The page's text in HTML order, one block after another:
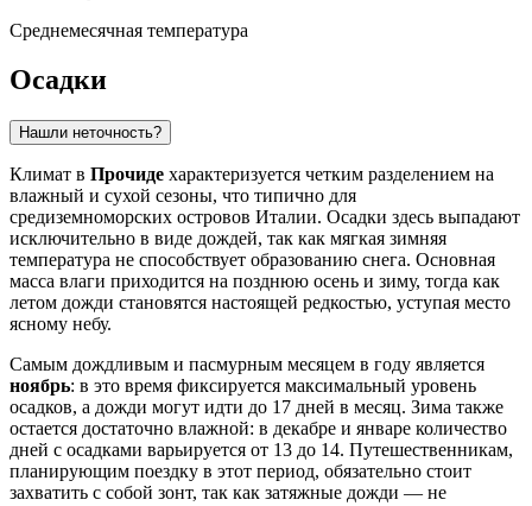
Среднемесячная температура
Осадки
Нашли неточность?
Климат в Прочиде характеризуется четким разделением на
влажный и сухой сезоны, что типично для
средиземноморских островов Италии. Осадки здесь выпадают
исключительно в виде дождей, так как мягкая зимняя
температура не способствует образованию снега. Основная
масса влаги приходится на позднюю осень и зиму, тогда как
летом дожди становятся настоящей редкостью, уступая место
ясному небу.
Самым дождливым и пасмурным месяцем в году является
ноябрь: в это время фиксируется максимальный уровень
осадков, а дожди могут идти до 17 дней в месяц. Зима также
остается достаточно влажной: в декабре и январе количество
дней с осадками варьируется от 13 до 14. Путешественникам,
планирующим поездку в этот период, обязательно стоит
захватить с собой зонт, так как затяжные дожди — не